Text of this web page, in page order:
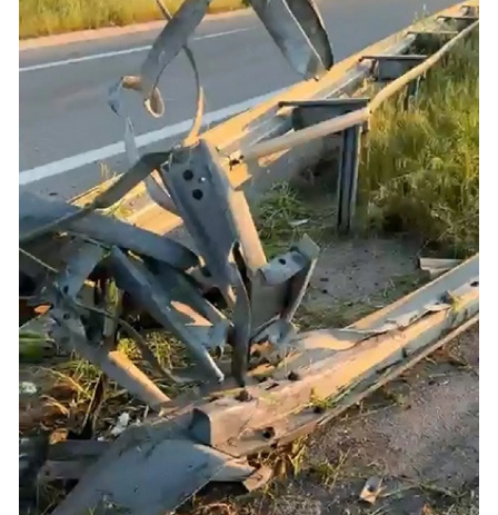
Samsun
Siirt
Sinop
Sivas
Tekirdağ
Tokat
Trabzon
Tunceli
Şanlıurfa
Uşak
Van